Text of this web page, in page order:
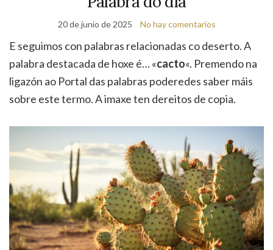
20 de junio de 2025 No hay comentarios
E seguimos con palabras relacionadas co deserto. A
palabra destacada de hoxe é… «cacto«. Premendo na
ligazón ao Portal das palabras poderedes saber máis
sobre este termo. A imaxe ten dereitos de copia.